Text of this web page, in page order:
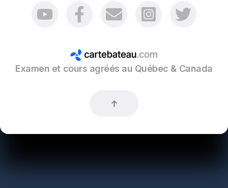
Examen et cours agréés au Québec & Canada